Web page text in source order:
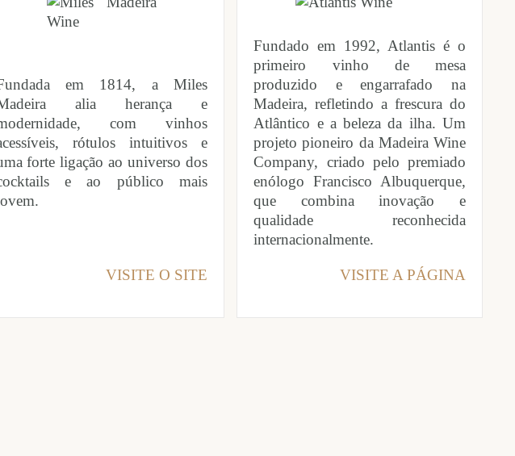
em 1814, a Miles
alia herança e
com vinhos
rótulos intuitivos e
forte ligação ao universo dos
e ao público mais
VISITE O SITE
Fundado em 1992, Atlantis é o
primeiro vinho de mesa
produzido e engarrafado na
Madeira, refletindo a frescura do
Atlântico e a beleza da ilha. Um
projeto pioneiro da Madeira Wine
Company, criado pelo premiado
enólogo Francisco Albuquerque,
que combina inovação e
qualidade reconhecida
internacionalmente.
VISITE A PÁGINA